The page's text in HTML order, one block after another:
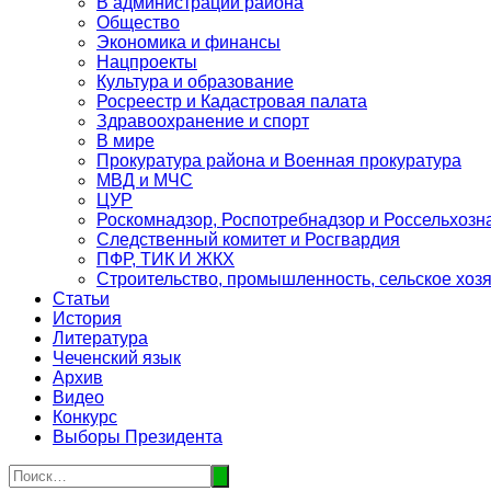
Общество
Экономика и финансы
Нацпроекты
Культура и образование
Росреестр и Кадастровая палата
Здравоохранение и спорт
В мире
Прокуратура района и Военная прокуратура
МВД и МЧС
ЦУР
Роскомнадзор, Роспотребнадзор и
Следственный комитет и Росгвардия
ПФР, ТИК И ЖКХ
Строительство, промышленность, сельское
Статьи
История
Литература
Чеченский язык
Архив
Видео
Конкурс
Выборы Президента